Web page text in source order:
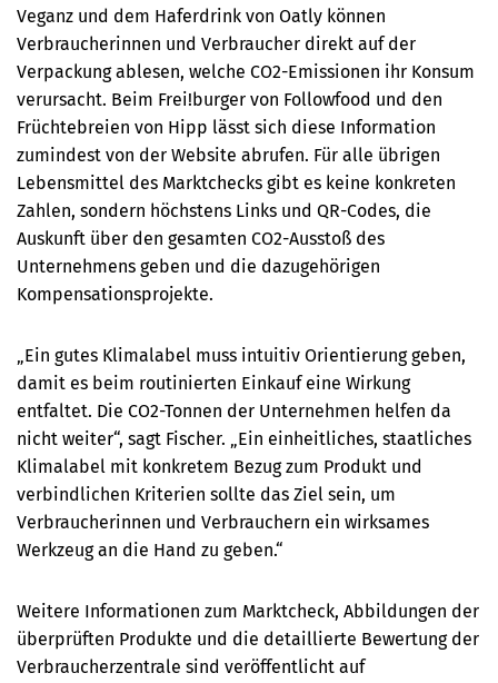
Veganz und dem Haferdrink von Oatly können
Verbraucherinnen und Verbraucher direkt auf der
Verpackung ablesen, welche CO2-Emissionen ihr Konsum
verursacht. Beim Frei!burger von Followfood und den
Früchtebreien von Hipp lässt sich diese Information
zumindest von der Website abrufen. Für alle übrigen
Lebensmittel des Marktchecks gibt es keine konkreten
Zahlen, sondern höchstens Links und QR-Codes, die
Auskunft über den gesamten CO2-Ausstoß des
Unternehmens geben und die dazugehörigen
Kompensationsprojekte.
„Ein gutes Klimalabel muss intuitiv Orientierung geben,
damit es beim routinierten Einkauf eine Wirkung
entfaltet. Die CO2-Tonnen der Unternehmen helfen da
nicht weiter“, sagt Fischer. „Ein einheitliches, staatliches
Klimalabel mit konkretem Bezug zum Produkt und
verbindlichen Kriterien sollte das Ziel sein, um
Verbraucherinnen und Verbrauchern ein wirksames
Werkzeug an die Hand zu geben.“
Weitere Informationen zum Marktcheck, Abbildungen der
überprüften Produkte und die detaillierte Bewertung der
Verbraucherzentrale sind veröffentlicht auf